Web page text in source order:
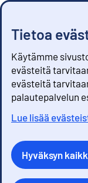
Tietoa
Käytämme
evästeitä
evästeitä
palautepalvelun
Lue lisää
Hyväksyn